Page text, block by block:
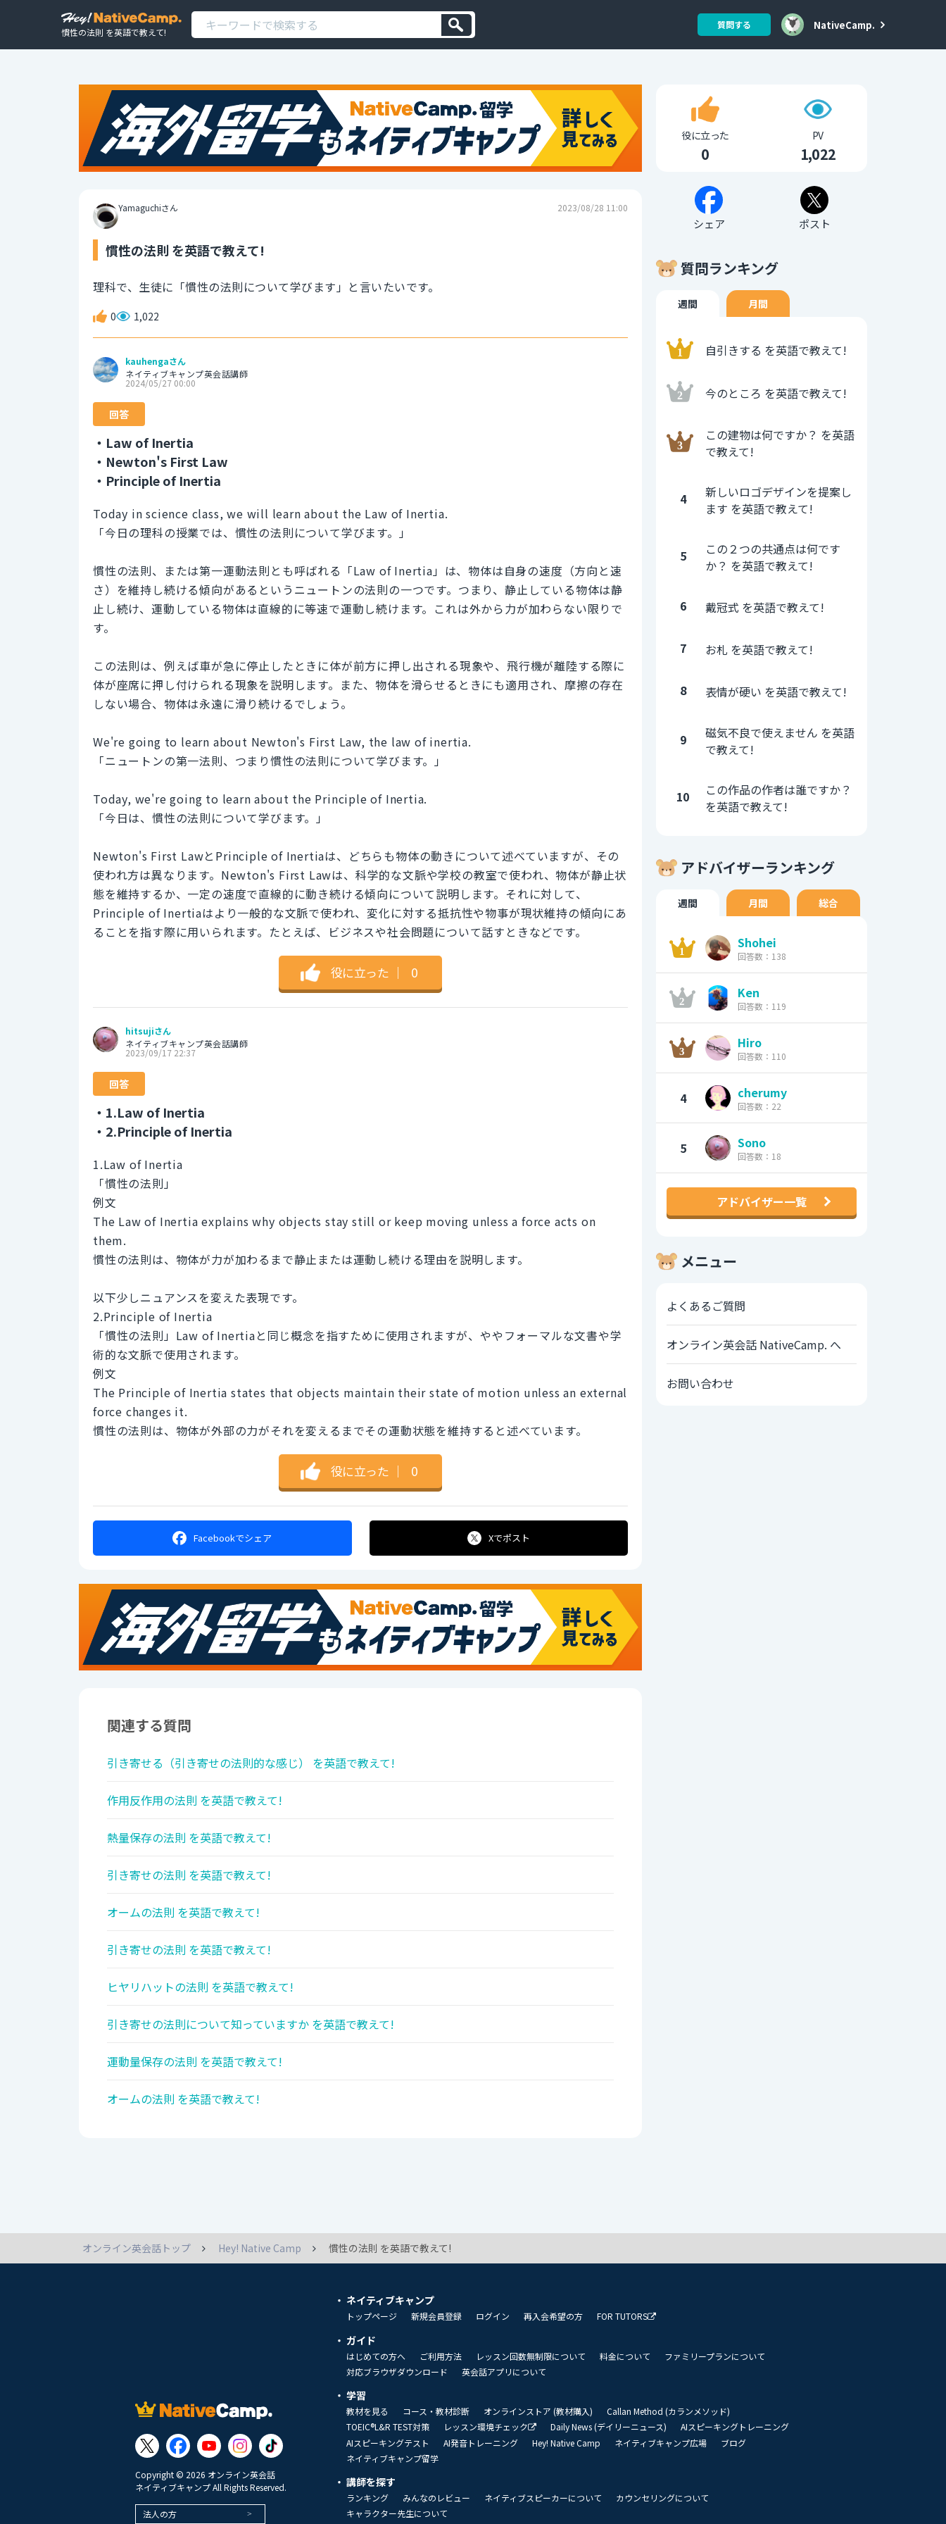
慣性の法則 を英語で教えて!
質問する NativeCamp.
Yamaguchiさん 2023/08/28 11:00
慣性の法則 を英語で教えて!
理科で、生徒に「慣性の法則について学びます」と言いたいです。
0 1,022
kauhengaさん
ネイティブキャンプ英会話講師
2024/05/27 00:00
回答
・Law of Inertia
・Newton's First Law
・Principle of Inertia
Today in science class, we will learn about the Law of Inertia.
「今日の理科の授業では、慣性の法則について学びます。」
慣性の法則、または第一運動法則とも呼ばれる「Law of Inertia」は、物体は自身の速度（方向と速
さ）を維持し続ける傾向があるというニュートンの法則の一つです。つまり、静止している物体は静
止し続け、運動している物体は直線的に等速で運動し続けます。これは外から力が加わらない限りで
す。
この法則は、例えば車が急に停止したときに体が前方に押し出される現象や、飛行機が離陸する際に
体が座席に押し付けられる現象を説明します。また、物体を滑らせるときにも適用され、摩擦の存在
しない場合、物体は永遠に滑り続けるでしょう。
We're going to learn about Newton's First Law, the law of inertia.
「ニュートンの第一法則、つまり慣性の法則について学びます。」
Today, we're going to learn about the Principle of Inertia.
「今日は、慣性の法則について学びます。」
Newton's First LawとPrinciple of Inertiaは、どちらも物体の動きについて述べていますが、その
使われ方は異なります。Newton's First Lawは、科学的な文脈や学校の教室で使われ、物体が静止状
態を維持するか、一定の速度で直線的に動き続ける傾向について説明します。それに対して、
Principle of Inertiaはより一般的な文脈で使われ、変化に対する抵抗性や物事が現状維持の傾向にあ
ることを指す際に用いられます。たとえば、ビジネスや社会問題について話すときなどです。
役に立った ｜ 0
hitsujiさん
ネイティブキャンプ英会話講師
2023/09/17 22:37
回答
・1.Law of Inertia
・2.Principle of Inertia
1.Law of Inertia
「慣性の法則」
例文
The Law of Inertia explains why objects stay still or keep moving unless a force acts on
them.
慣性の法則は、物体が力が加わるまで静止または運動し続ける理由を説明します。
以下少しニュアンスを変えた表現です。
2.Principle of Inertia
「慣性の法則」Law of Inertiaと同じ概念を指すために使用されますが、ややフォーマルな文書や学
術的な文脈で使用されます。
例文
The Principle of Inertia states that objects maintain their state of motion unless an external
force changes it.
慣性の法則は、物体が外部の力がそれを変えるまでその運動状態を維持すると述べています。
役に立った ｜ 0
Facebookでシェア Xでポスト
関連する質問
引き寄せる（引き寄せの法則的な感じ） を英語で教えて!
作用反作用の法則 を英語で教えて!
熱量保存の法則 を英語で教えて!
引き寄せの法則 を英語で教えて!
オームの法則 を英語で教えて!
引き寄せの法則 を英語で教えて!
ヒヤリハットの法則 を英語で教えて!
引き寄せの法則について知っていますか を英語で教えて!
運動量保存の法則 を英語で教えて!
オームの法則 を英語で教えて!
役に立った
0
PV
1,022
シェア ポスト
質問ランキング
週間 月間
自引きする を英語で教えて!
今のところ を英語で教えて!
この建物は何ですか？ を英語
で教えて!
4
新しいロゴデザインを提案し
ます を英語で教えて!
5
この２つの共通点は何です
か？ を英語で教えて!
6 戴冠式 を英語で教えて!
7 お札 を英語で教えて!
8 表情が硬い を英語で教えて!
9
磁気不良で使えません を英語
で教えて!
10
この作品の作者は誰ですか？
を英語で教えて!
アドバイザーランキング
週間 月間 総合
Shohei
回答数：138
Ken
回答数：119
Hiro
回答数：110
4 cherumy
回答数：22
5 Sono
回答数：18
アドバイザー一覧
メニュー
よくあるご質問
オンライン英会話 NativeCamp. へ
お問い合わせ
オンライン英会話トップ Hey! Native Camp 慣性の法則 を英語で教えて!
Copyright © 2026 オンライン英会話
ネイティブキャンプ All Rights Reserved.
法人の方
ネイティブキャンプ
トップページ 新規会員登録 ログイン 再入会希望の方 FOR TUTORS
ガイド
はじめての方へ ご利用方法 レッスン回数無制限について 料金について
ファミリープランについて
対応ブラウザダウンロード
英会話アプリについて
学習
教材を見る コース・教材診断 オンラインストア (教材購入)
Callan Method (カランメソッド)
TOEIC®L&R TEST対策
レッスン環境チェック Daily News (デイリーニュース)
AIスピーキングトレーニング
AIスピーキングテスト
AI発音トレーニング Hey! Native Camp ネイティブキャンプ広場
ブログ
ネイティブキャンプ留学
講師を探す
ランキング みんなのレビュー ネイティブスピーカーについて
カウンセリングについて
キャラクター先生について